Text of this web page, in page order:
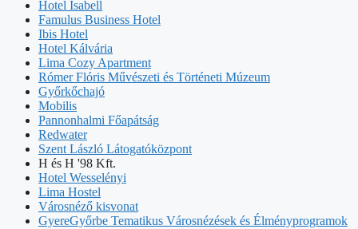
Hotel Isabell
Famulus Business Hotel
Ibis Hotel
Hotel Kálvária
Lima Cozy Apartment
Rómer Flóris Művészeti és Történeti Múzeum
Győrkőchajó
Mobilis
Pannonhalmi Főapátság
Redwater
Szent László Látogatóközpont
H és H '98 Kft.
Hotel Wesselényi
Lima Hostel
Városnéző kisvonat
GyereGyőrbe Tematikus Városnézések és Élményprogramok